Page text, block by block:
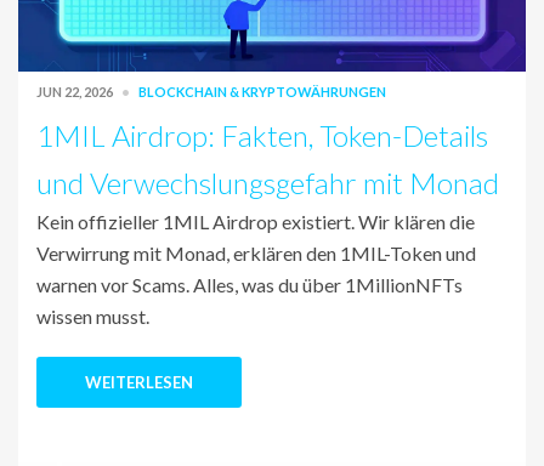
JUN 22, 2026 BLOCKCHAIN & KRYPTOWÄHRUNGEN
1MIL Airdrop: Fakten, Token-Details
und Verwechslungsgefahr mit Monad
Kein offizieller 1MIL Airdrop existiert. Wir klären die
Verwirrung mit Monad, erklären den 1MIL-Token und
warnen vor Scams. Alles, was du über 1MillionNFTs
wissen musst.
WEITERLESEN